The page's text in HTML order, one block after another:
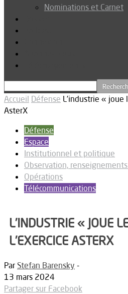
Nominations et Carnet
Accueil Défense L’industrie « joue
AsterX
Défense
Espace
Institutionnel et politique
Observation,
Opérations
Télécommunications
L’INDUSTRIE « JOUE
L’EXERCICE ASTERX
Par Stefan Barensky -
13 mars 2024
Partager sur Facebook